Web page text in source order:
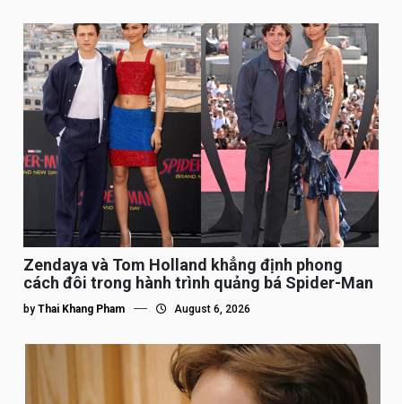
Zendaya và Tom Holland khẳng định phong
cách đôi trong hành trình quảng bá Spider-Man
by Thai Khang Pham August 6, 2026